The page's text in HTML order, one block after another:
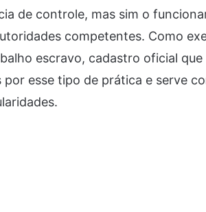
de controle, mas sim o
competentes. Como
escravo, cadastro oficial
por esse tipo de prática e serve